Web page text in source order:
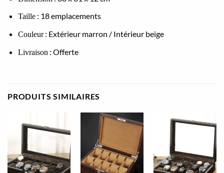
Taille: 18 emplacements
Couleur: Extérieur marron / Intérieur beige
Livraison : Offerte
PRODUITS SIMILAIRES